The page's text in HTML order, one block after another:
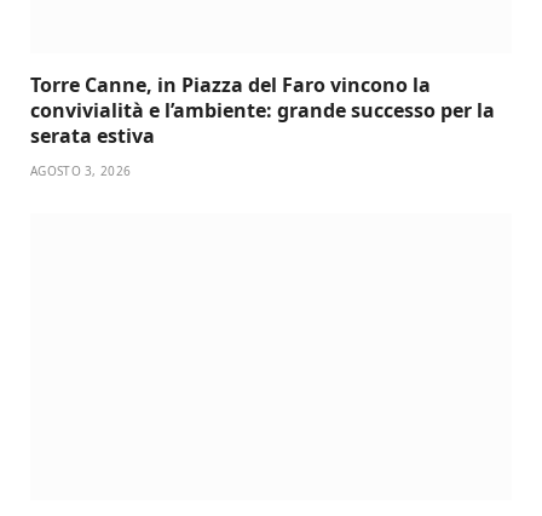
Torre Canne, in Piazza del Faro vincono la
convivialità e l’ambiente: grande successo per la
serata estiva
AGOSTO 3, 2026